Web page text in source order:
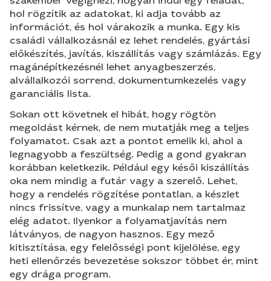
hol rögzítik az adatokat, ki adja tovább az
információt, és hol várakozik a munka. Egy kis
családi vállalkozásnál ez lehet rendelés, gyártási
előkészítés, javítás, kiszállítás vagy számlázás. Egy
magánépítkezésnél lehet anyagbeszerzés,
alvállalkozói sorrend, dokumentumkezelés vagy
garanciális lista.
Sokan ott követnek el hibát, hogy rögtön
megoldást kérnek, de nem mutatják meg a teljes
folyamatot. Csak azt a pontot emelik ki, ahol a
legnagyobb a feszültség. Pedig a gond gyakran
korábban keletkezik. Például egy késői kiszállítás
oka nem mindig a futár vagy a szerelő. Lehet,
hogy a rendelés rögzítése pontatlan, a készlet
nincs frissítve, vagy a munkalap nem tartalmaz
elég adatot. Ilyenkor a folyamatjavítás nem
látványos, de nagyon hasznos. Egy mező
kitisztítása, egy felelősségi pont kijelölése, egy
heti ellenőrzés bevezetése sokszor többet ér, mint
egy drága program.